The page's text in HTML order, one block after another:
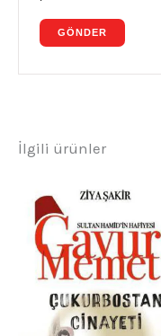
İlgili ürünler